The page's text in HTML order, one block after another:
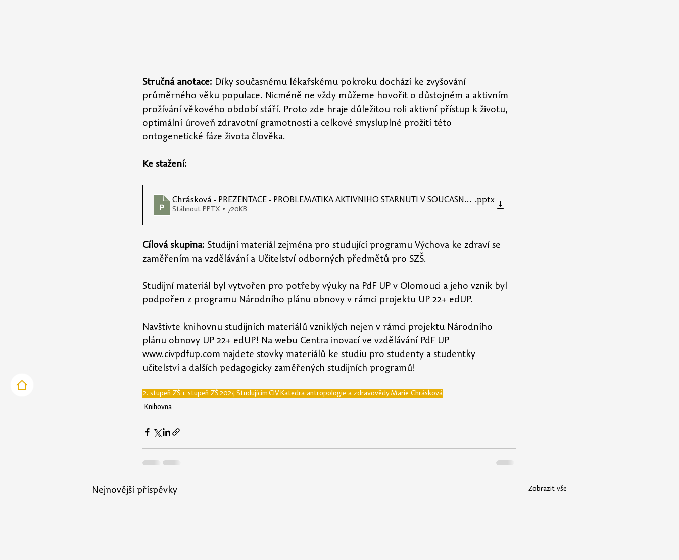
Stručná anotace: Díky současnému lékařskému pokroku dochází ke zvyšování
průměrného věku populace. Nicméně ne vždy můžeme hovořit o důstojném a aktivním
prožívání věkového období stáří. Proto zde hraje důležitou roli aktivní přístup k životu,
optimální úroveň zdravotní gramotnosti a celkové smysluplné prožití této
ontogenetické fáze života člověka.
Ke stažení:
Chrásková - PREZENTACE - PROBLEMATIKA AKTIVNÍHO STÁRNUTÍ V SOUČASNÉ SPOLEČNOSTI
.pptx
Stáhnout PPTX • 720KB
Cílová skupina: Studijní materiál zejména pro studující programu Výchova ke zdraví se
zaměřením na vzdělávání a Učitelství odborných předmětů pro SZŠ.
Studijní materiál byl vytvořen pro potřeby výuky na PdF UP v Olomouci a jeho vznik byl
podpořen z programu Národního plánu obnovy v rámci projektu UP 22+ edUP.
Navštivte knihovnu studijních materiálů vzniklých nejen v rámci projektu Národního
plánu obnovy UP 22+ edUP! Na webu Centra inovací ve vzdělávání PdF UP
www.civpdfup.com najdete stovky materiálů ke studiu pro studenty a studentky
učitelství a dalších pedagogicky zaměřených studijních programů!
2. stupeň ZŠ 1. stupeň ZŠ 2024Studujícím CIV Katedra antropologie a zdravovědy Marie Chrásková
Knihovna
Nejnovější příspěvky Zobrazit vše